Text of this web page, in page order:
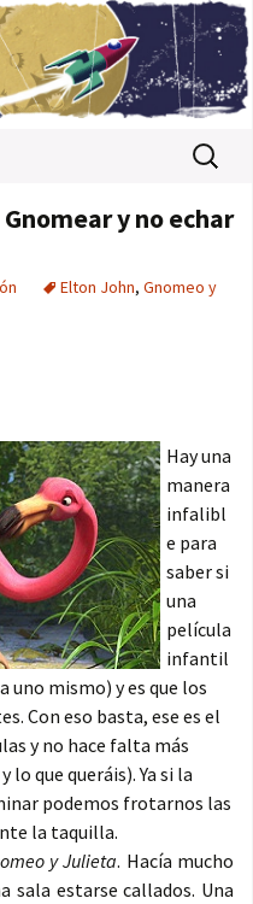
Buscar:
y no echar
Elton John, Gnomeo y
Hay una
manera
infalibl
e para
saber si
una
película
infantil
uno mismo) y es que los
Con eso basta, ese es el
y no hace falta más
lo que queráis). Ya si la
podemos frotarnos las
la taquilla.
y Julieta. Hacía mucho
sala estarse callados. Una